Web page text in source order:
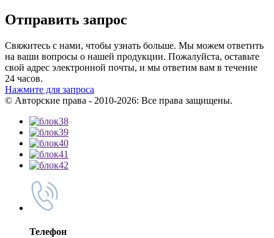
Отправить запрос
Свяжитесь с нами, чтобы узнать больше. Мы можем ответить
на ваши вопросы о нашей продукции. Пожалуйста, оставьте
свой адрес электронной почты, и мы ответим вам в течение
24 часов.
Нажмите для запроса
© Авторские права - 2010-2026: Все права защищены.
Телефон